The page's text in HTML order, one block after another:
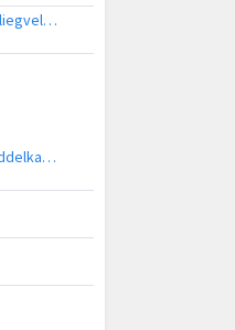
Politiehelikopter naar Amsterdam Vliegveld Schiphol
Lifeliner 3 naar Vliegbasis Volkel, Middelkampweg